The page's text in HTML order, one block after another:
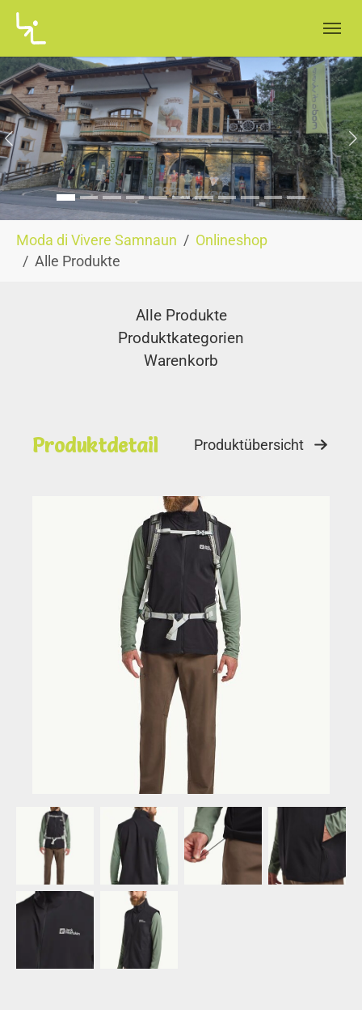
Skip to main navigation
Skip to main content
Skip to page footer
Zurück
Moda di Vivere Samnaun
Onlineshop
Alle Produkte
Alle Produkte
Produktkategorien
Warenkorb
Produktdetail Produktübersicht